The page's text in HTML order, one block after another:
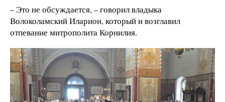
– Это не обсуждается, – говорил владыка
Волоколамский Иларион, который и возглавил
отпевание митрополита Корнилия.